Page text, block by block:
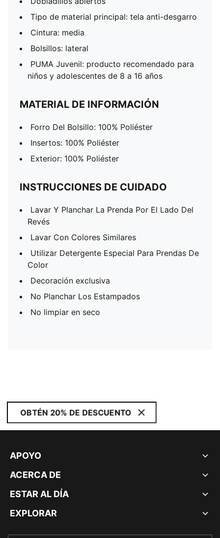
Tipo de material principal: tela anti-desgarro
Cintura: media
Bolsillos: lateral
PUMA Juvenil: producto recomendado para
niños y adolescentes de 8 a 16 años
MATERIAL DE INFORMACIÓN
Forro Del Bolsillo: 100% Poliéster
Insertos: 100% Poliéster
Exterior: 100% Poliéster
INSTRUCCIONES DE CUIDADO
Lavar Y Planchar La Prenda Por El Lado Del
Revés
Lavar Con Colores Similares
Utilizar Detergente Especial Para Prendas De
Color
Decoración exclusiva
No Planchar Los Estampados
No limpiar en seco
OBTÉN 20% DE DESCUENTO
APOYO
ACERCA DE
ESTAR AL DÍA
EXPLORAR